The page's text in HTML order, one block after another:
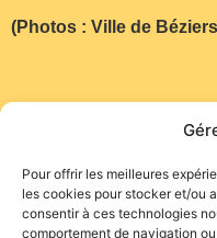
Pour offrir les meilleures
les cookies pour stocker et/ou
consentir à ces technologies
comportement de navigation
(Photos : Ville de